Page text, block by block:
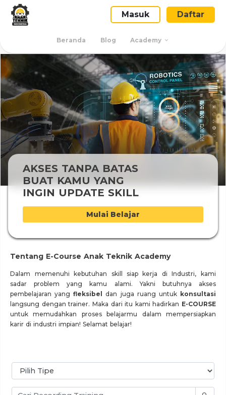
Beranda Blog Academy
Masuk Daftar
AKSES TANPA BATAS
BUAT KAMU YANG
INGIN UPDATE SKILL
Mulai Belajar
Tentang E-Course Anak Teknik Academy
Dalam memenuhi kebutuhan skill siap kerja di Industri, kami
sadar problem yang kamu alami. Yakni butuhnya akses
pembelajaran yangfleksibel dan juga ruang untuk konsultasi
langsung dengan trainer. Maka dari itu kami hadirkan E-COURSE
untuk memudahkan proses belajarmu dalam mempersiapkan
karir di industri impian! Selamat belajar!